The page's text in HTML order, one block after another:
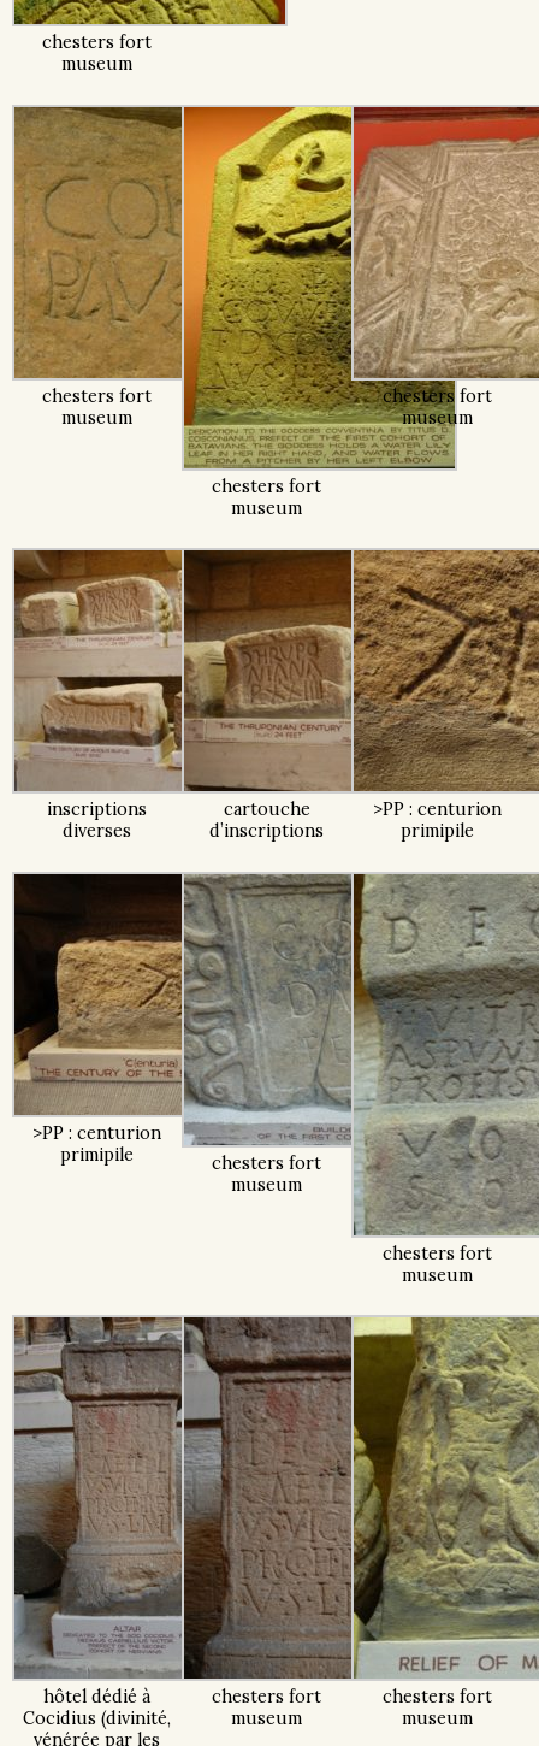
chesters fort
museum
chesters fort
museum
chesters fort
museum
chesters fort
museum
inscriptions
diverses
cartouche
d’inscriptions
>PP : centurion
primipile
>PP : centurion
primipile
chesters fort
museum
chesters fort
museum
hôtel dédié à
Cocidius (divinité,
vénérée par les
chesters fort
museum
chesters fort
museum